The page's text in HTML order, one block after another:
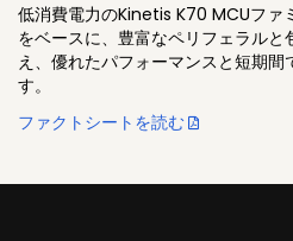
低消費電力のKinetis K70 MCUフ
をベースに、豊富なペリフェラル
え、優れたパフォーマンスと短期間
す。
ファクトシートを読む